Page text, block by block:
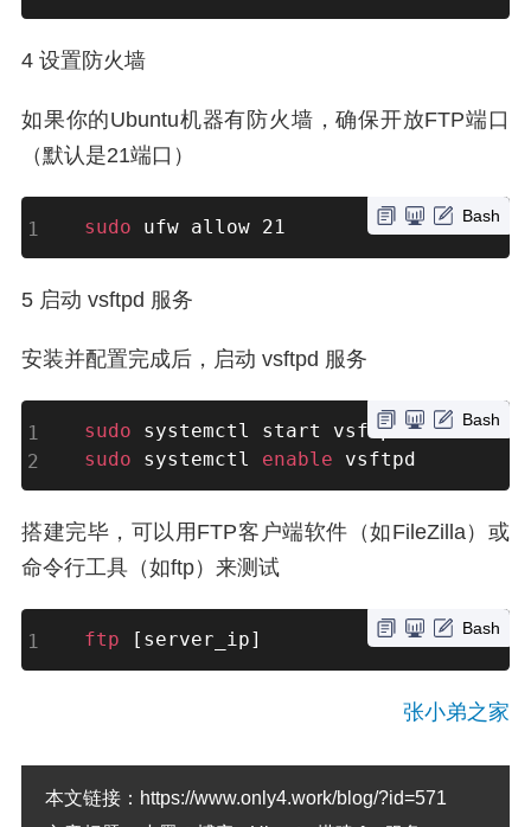
4 设置防火墙
如果你的Ubuntu机器有防火墙，确保开放FTP端口
（默认是21端口）
Bash
sudo ufw allow 21
5 启动 vsftpd 服务
安装并配置完成后，启动 vsftpd 服务
Bash
sudo
sudo systemctl enable vsftpd
搭建完毕，可以用FTP客户端软件（如FileZilla）或
命令行工具（如ftp）来测试
Bash
ftp [ server_ip]
张小弟之家
本文链接： https://www.only4.work/blog/?id=571